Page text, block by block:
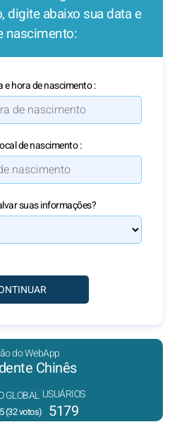
digite abaixo sua data e
nascimento:
e hora de nascimento :
de nascimento :
suas informações?
do WebApp
Chinês
GLOBAL
(32votos)
USUÁRIOS
5179